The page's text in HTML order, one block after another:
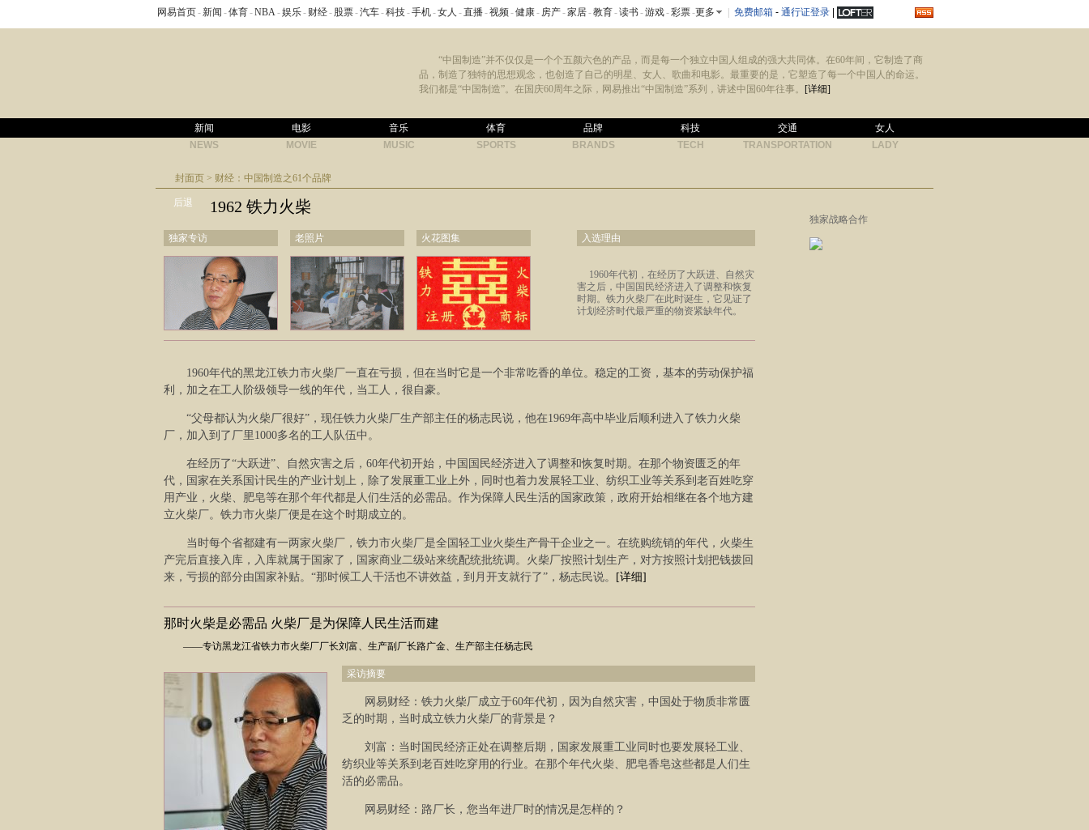
网易首页-新闻 -体育-NBA-娱乐- 财经- 股票-汽车-科技-手机-女人 -直播-视频-健康- 房产-家居-教育-读书-游戏-彩票-更多 免费邮箱 - 通行证登录
“中国制造”并不仅仅是一个个五颜六色的产品，而是每一个独立中国人组成的强大共同体。在60年间，它制造了商
品，制造了独特的思想观念，也创造了自己的明星、女人、歌曲和电影。最重要的是，它塑造了每一个中国人的命运。
我们都是“中国制造”。在国庆60周年之际，网易推出“中国制造”系列，讲述中国60年往事。 [详细]
新闻 电影 音乐 体育 品牌 科技 交通
女人
NEWS
MOVIE MUSIC SPORTS BRANDS TECH TRANSPORTATION LADY
封面页 > 财经：中国制造之61个品牌
后退 1962 铁力火柴
独家专访 老照片 火花图集 入选理由
1960年代初，在经历了大跃进、自然灾
害之后，中国国民经济进入了调整和恢复
时期。铁力火柴厂在此时诞生，它见证了
计划经济时代最严重的物资紧缺年代。
1960年代的黑龙江铁力市火柴厂一直在亏损，但在当时它是一个非常吃香的单位。稳定的工资，基本的劳动保护福
利，加之在工人阶级领导一线的年代，当工人，很自豪。
“父母都认为火柴厂很好”，现任铁力火柴厂生产部主任的杨志民说，他在1969年高中毕业后顺利进入了铁力火柴
厂，加入到了厂里1000多名的工人队伍中。
在经历了“大跃进”、自然灾害之后，60年代初开始，中国国民经济进入了调整和恢复时期。在那个物资匮乏的年
代，国家在关系国计民生的产业计划上，除了发展重工业上外，同时也着力发展轻工业、纺织工业等关系到老百姓吃穿
用产业，火柴、肥皂等在那个年代都是人们生活的必需品。作为保障人民生活的国家政策，政府开始相继在各个地方建
立火柴厂。铁力市火柴厂便是在这个时期成立的。
当时每个省都建有一两家火柴厂，铁力市火柴厂是全国轻工业火柴生产骨干企业之一。在统购统销的年代，火柴生
产完后直接入库，入库就属于国家了，国家商业二级站来统配统批统调。火柴厂按照计划生产，对方按照计划把钱拨回
来，亏损的部分由国家补贴。“那时候工人干活也不讲效益，到月开支就行了”，杨志民说。
[详细]
那时火柴是必需品 火柴厂是为保障人民生活而建
——专访黑龙江省铁力市火柴厂厂长刘富、生产副厂长路广金、生产部主任杨志民
采访摘要
网易财经：铁力火柴厂成立于60年代初，因为自然灾害，中国处于物质非常匮
乏的时期，当时成立铁力火柴厂的背景是？
刘富：当时国民经济正处在调整后期，国家发展重工业同时也要发展轻工业、
纺织业等关系到老百姓吃穿用的行业。在那个年代火柴、肥皂香皂这些都是人们生
活的必需品。
网易财经：路厂长，您当年进厂时的情况是怎样的？
独家战略合作